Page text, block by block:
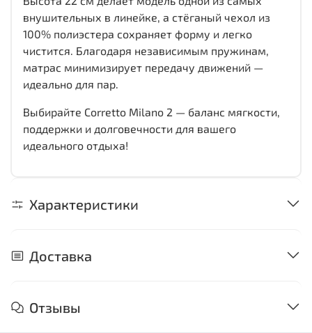
внушительных в линейке, а стёганый чехол из
100% полиэстера сохраняет форму и легко
чистится. Благодаря независимым пружинам,
матрас минимизирует передачу движений —
идеально для пар.
Выбирайте Corretto Milano 2 — баланс мягкости,
поддержки и долговечности для вашего
идеального отдыха!
Характеристики
Доставка
Отзывы